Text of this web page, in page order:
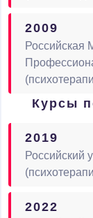
2009
Российская
Курсы
2019
Российский
2022